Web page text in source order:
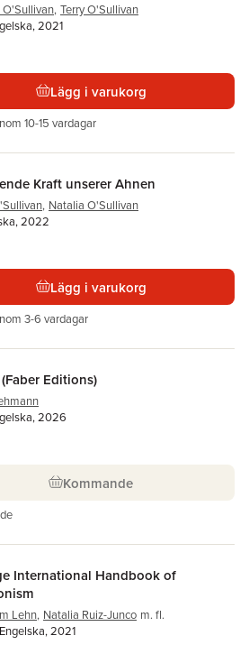
, Terry O'Sullivan
2021
Lägg i varukorg
10-15 vardagar
Kraft unserer Ahnen
, Natalia O'Sullivan
2022
Lägg i varukorg
3-6 vardagar
Editions)
2026
Kommande
International Handbook of
Lehn, Natalia Ruiz-Junco m. fl.
2021